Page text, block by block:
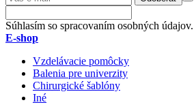
Súhlasím so spracovaním osobných údajov.
E-shop
Vzdelávacie pomôcky
Balenia pre univerzity
Chirurgické šablóny
Iné